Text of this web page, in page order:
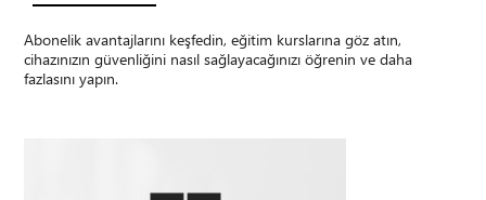
Abonelik avantajlarını keşfedin, eğitim kurslarına göz atın,
cihazınızın güvenliğini nasıl sağlayacağınızı öğrenin ve daha
fazlasını yapın.